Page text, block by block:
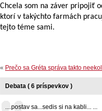
Chcela som na záver pripojiť
ktorí v takýchto farmách
tejto téme sami.
« Prečo sa Gréta správa takto
Debata ( 6 príspevkov )
....postav sa...sedis si na kabli... ...